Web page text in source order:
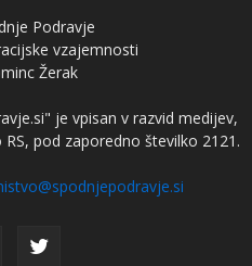
Podravje
vzajemnosti
Žerak
je vpisan v razvid medijev,
pod zaporedno številko 2121.